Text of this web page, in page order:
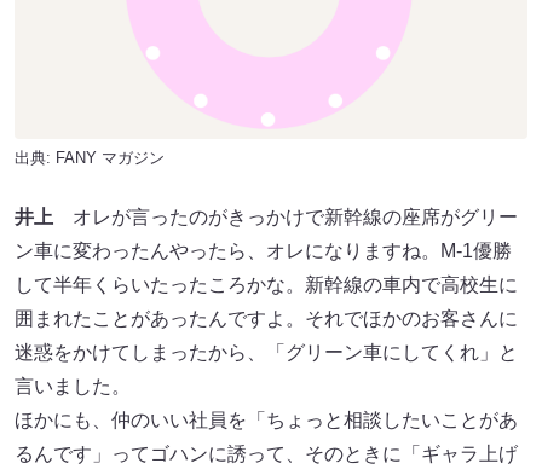
出典: FANY マガジン
井上 オレが言ったのがきっかけで新幹線の座席がグリー
ン車に変わったんやったら、オレになりますね。M-1優勝
して半年くらいたったころかな。新幹線の車内で高校生に
囲まれたことがあったんですよ。それでほかのお客さんに
迷惑をかけてしまったから、「グリーン車にしてくれ」と
言いました。
ほかにも、仲のいい社員を「ちょっと相談したいことがあ
るんです」ってゴハンに誘って、そのときに「ギャラ上げ